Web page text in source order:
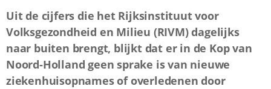
Uit de cijfers die het Rijksinstituut voor
Volksgezondheid en Milieu (RIVM) dagelijks
naar buiten brengt, blijkt dat er in de Kop van
Noord-Holland geen sprake is van nieuwe
ziekenhuisopnames of overledenen door